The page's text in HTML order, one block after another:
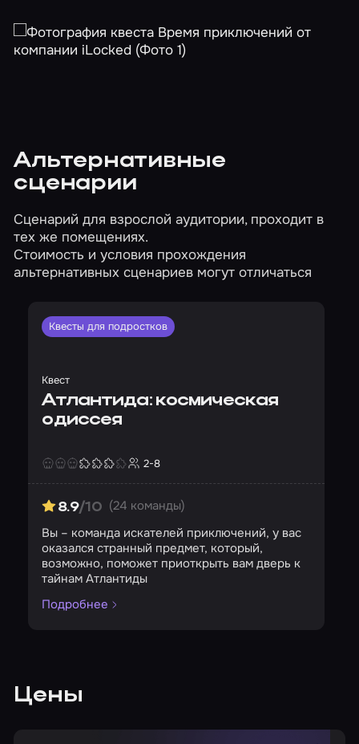
Альтернативные
сценарии
Сценарий для взрослой аудитории, проходит в
тех же помещениях.
Стоимость и условия прохождения
альтернативных сценариев могут отличаться
Квесты для подростков
Квест
Атлантида: космическая
одиссея
2-8
8.9/10 (24 команды)
Вы – команда искателей приключений, у вас
оказался странный предмет, который,
возможно, поможет приоткрыть вам дверь к
тайнам Атлантиды
Подробнее
Цены